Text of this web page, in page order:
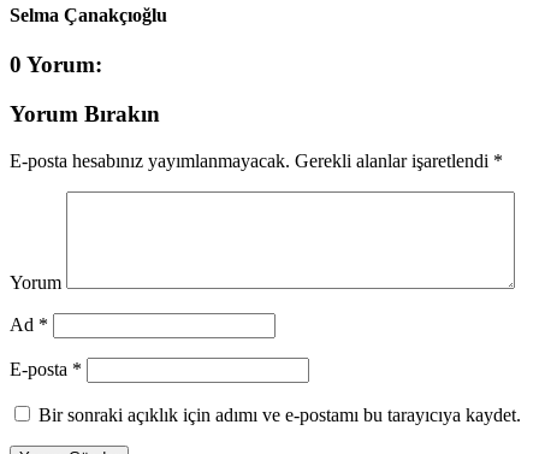
Selma Çanakçıoğlu
0 Yorum:
Yorum Bırakın
E-posta hesabınız yayımlanmayacak. Gerekli alanlar işaretlendi *
Yorum
Ad *
E-posta *
Bir sonraki açıklık için adımı ve e-postamı bu tarayıcıya kaydet.